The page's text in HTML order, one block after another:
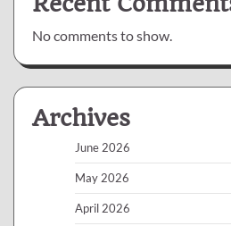
No comments to show.
Archives
June 2026
May 2026
April 2026